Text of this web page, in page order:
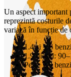
Un aspect important
reprezintă costurile
variază în funcție de
1.4 și 1.6
1.9 diesel:
Peste 2.0